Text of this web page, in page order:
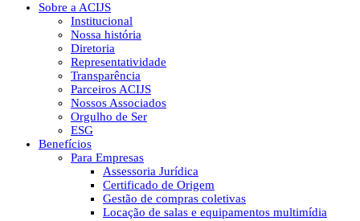
Sobre a ACIJS
Institucional
Nossa história
Diretoria
Representatividade
Transparência
Parceiros ACIJS
Nossos Associados
Orgulho de Ser
ESG
Benefícios
Para Empresas
Assessoria Jurídica
Certificado de Origem
Gestão de compras coletivas
Locação de salas e equipamentos multimídia